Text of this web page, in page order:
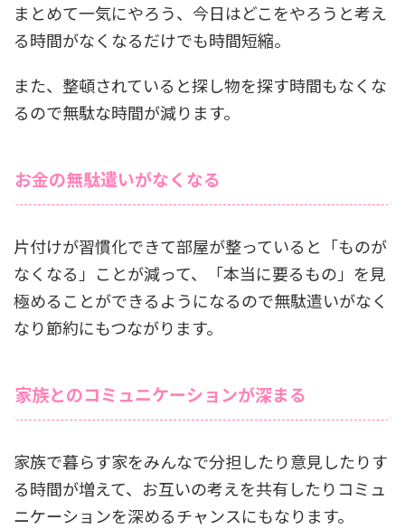
まとめて一気にやろう、今日はどこをやろうと考え
る時間がなくなるだけでも時間短縮。
また、整頓されていると探し物を探す時間もなくな
るので無駄な時間が減ります。
お金の無駄遣いがなくなる
片付けが習慣化できて部屋が整っていると「ものが
なくなる」ことが減って、「本当に要るもの」を見
極めることができるようになるので無駄遣いがなく
なり節約にもつながります。
家族とのコミュニケーションが深まる
家族で暮らす家をみんなで分担したり意見したりす
る時間が増えて、お互いの考えを共有したりコミュ
ニケーションを深めるチャンスにもなります。